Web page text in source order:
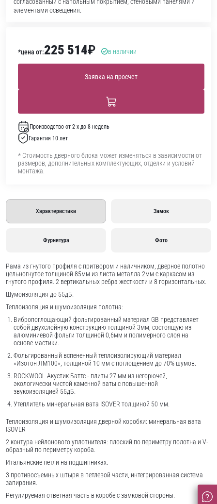
согласованный с напольным покрытием, стеновыми панелями и
элементами освещения.
*цена от:225 514₽ в наличии
Заявка на просчет
Производство от 2-х до 8 недель
Гарантия 10 лет
* Стоимость дверного блока может изменяться в зависимости от
размеров, дополнительных комплектующих, отделки и условий
монтажа.
Характеристики Замок
Фурнитура Фото
Рама из гнутого профиля с притвором и наличником, дверное полотно
цельногнутое толщиной 85мм из листа металла 2мм c каркасом из
гнутого профиля. 2 вертикальных ребра жесткости и 8 горизонтальных.
Шумоизоляция до 55дБ.
Теплоизоляция и шумоизоляция полотна:
Вибропоглощающий фольгированный материал GB представляет
собой двухслойную конструкцию толщиной 3мм, состоящую из
алюминиевой фольги толщиной 0,6мм и полимерного слоя на
основе мастики.
Фольгированный вспененный теплоизолирующий материал
«Изотон ЛМ100», толщиной 10 мм с поглощением до 70% шумов.
ROCKWOOL Акустик Баттс - плиты 27 мм из негорючей,
экологически чистой каменной ваты с повышенной
звукоизоляцией 55дБ.
Утеплитель минеральная вата ISOVER толщиной 50 мм.
Теплоизоляция и шумоизоляция дверной коробки: минеральная вата
ISOVER
2 контура нейлонового уплотнителя: плоский по периметру полотна и V-
образный по периметру короба.
Итальянские петли на подшипниках.
3 противосъемных штыря в петлевой части, интегрированная система
запирания.
Регулируемая ответная часть в коробе с замковой стороны.